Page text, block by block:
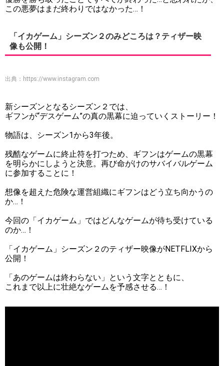
この悪夢はまだ終わりではなかった…！
「イカゲーム」シーズン２のみどころは？ティザー映
像も公開！
出典： https://www.instagram.com
新シーズンとなるシーズン２では、
ギフンが“デスゲーム”の真の黒幕に迫っていくストーリー！
物語は、シーズン1から3年後。
残酷なゲームに終止符を打つため、ギフンはゲームの黒幕
を明らかにしようと決意。再び命がけのサバイバルゲーム
に参加することに！
想像を超えた危険な運営組織にギフンはどう立ち向かうの
か…！
今回の「イカゲーム」ではどんなゲームが待ち受けている
のか…！
「イカゲーム」シーズン２のティザー映像がNETFLIXから
公開！
「あのゲームは終わらない」という文字とともに、
これまで以上に壮絶なゲームを予感させる…！